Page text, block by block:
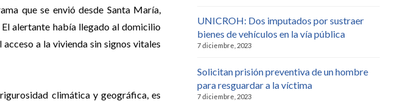
que se envió desde Santa María,
alertante había llegado al domicilio
a la vivienda sin signos vitales
climática y geográfica, es
UNICROH: Dos imputados por sustraer
bienes de vehículos en la vía pública
7 diciembre, 2023
Solicitan prisión preventiva de un hombre
para resguardar a la víctima
7 diciembre, 2023